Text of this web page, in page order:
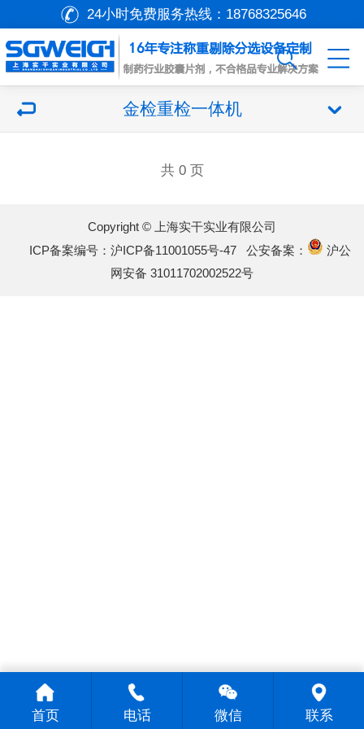
24小时免费服务热线： 18768325646
金检重检一体机
共 0 页
Copyright © 上海实干实业有限公司
ICP备案编号：沪ICP备11001055号-47
公安备案：
沪公
网安备 31011702002522号
首页 电话 微信 联系